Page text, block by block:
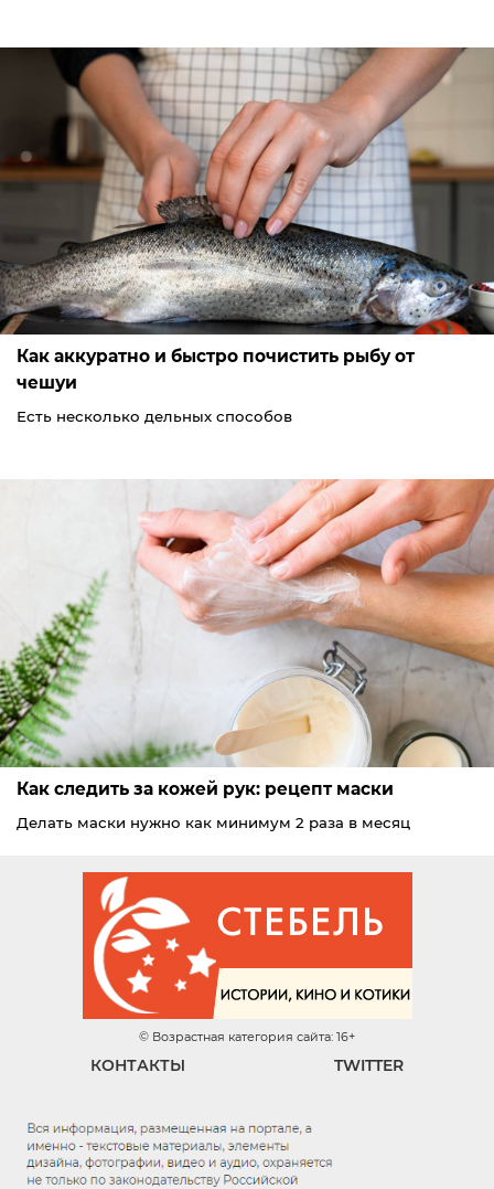
Как аккуратно и быстро почистить рыбу от
чешуи
Есть несколько дельных способов
Как следить за кожей рук: рецепт маски
Делать маски нужно как минимум 2 раза в месяц
© Возрастная категория сайта: 16+
КОНТАКТЫ TWITTER